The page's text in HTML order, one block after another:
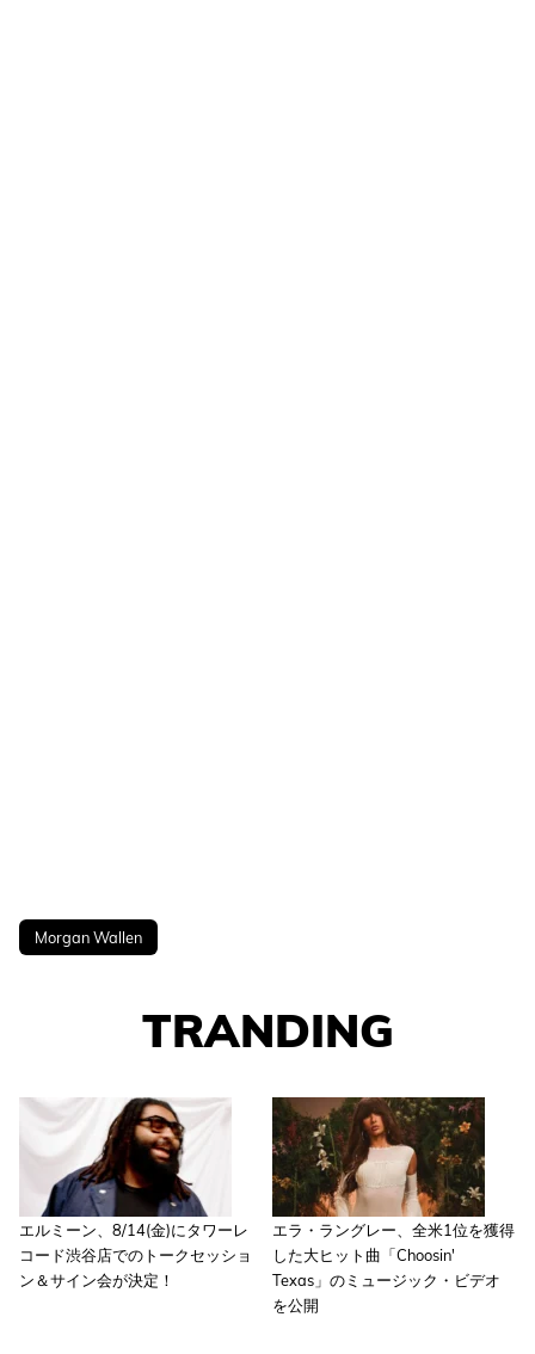
Morgan Wallen
TRANDING
エルミーン、8/14(金)にタワーレ
コード渋谷店でのトークセッショ
ン＆サイン会が決定！
エラ・ラングレー、全米1位を獲得
した大ヒット曲「Choosin'
Texas」のミュージック・ビデオ
を公開